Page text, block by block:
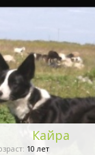
Кайра
10 лет